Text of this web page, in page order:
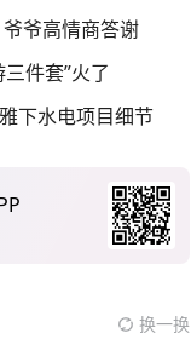
爷高情商答谢
件套”火了
下水电项目细节
换一换